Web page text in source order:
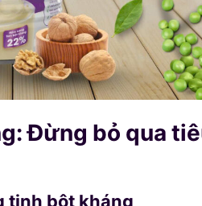
Đừng bỏ qua
tinh bột kháng